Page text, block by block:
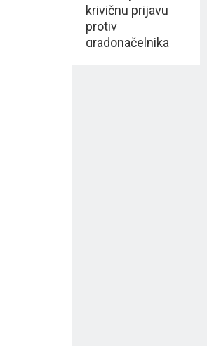
krivičnu prijavu
protiv
gradonačelnika